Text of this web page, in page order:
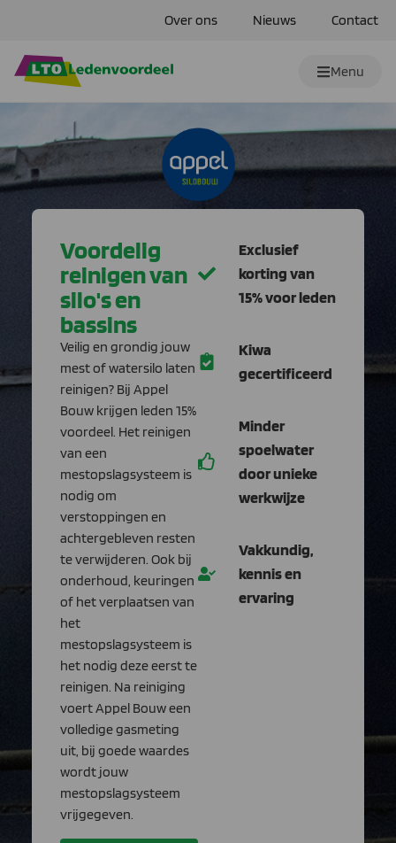
Over ons Nieuws Contact
Menu
Voordelig
reinigen van
silo's en
bassins
Veilig en grondig jouw
mest of watersilo laten
reinigen? Bij Appel
Bouw krijgen leden 15%
voordeel. Het reinigen
van een
mestopslagsysteem is
nodig om
verstoppingen en
achtergebleven resten
te verwijderen. Ook bij
onderhoud, keuringen
of het verplaatsen van
het
mestopslagsysteem is
het nodig deze eerst te
reinigen. Na reiniging
voert Appel Bouw een
volledige gasmeting
uit, bij goede waardes
wordt jouw
mestopslagsysteem
vrijgegeven.
Exclusief
korting van
15% voor leden
Kiwa
gecertificeerd
Minder
spoelwater
door unieke
werkwijze
Vakkundig,
kennis en
ervaring